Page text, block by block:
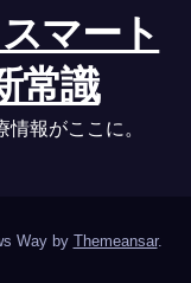
マート
常識
報がここに。
Way by Themeansar.